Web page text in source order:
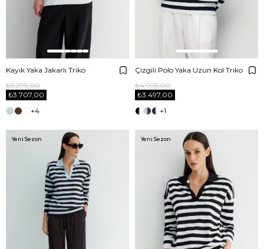
Kayık Yaka Jakarlı Triko
₺3.707,00
₺5.295,00
+4
Çizgili Polo Yaka Uzun Kol Triko
₺3.497,00
₺4.995,00
+1
Yeni Sezon Yeni Sezon